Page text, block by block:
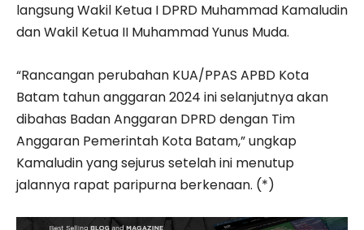
langsung Wakil Ketua I DPRD Muhammad Kamaludin
dan Wakil Ketua II Muhammad Yunus Muda.
“Rancangan perubahan KUA/PPAS APBD Kota
Batam tahun anggaran 2024 ini selanjutnya akan
dibahas Badan Anggaran DPRD dengan Tim
Anggaran Pemerintah Kota Batam,” ungkap
Kamaludin yang sejurus setelah ini menutup
jalannya rapat paripurna berkenaan. (*)